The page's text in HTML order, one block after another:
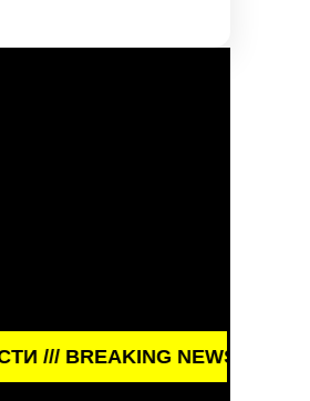
/// НОВОСТИ (СМИ) ///